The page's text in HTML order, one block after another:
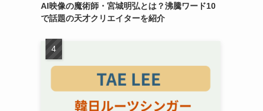
AI映像の魔術師・宮城明弘とは？沸騰ワード10
で話題の天才クリエイターを紹介